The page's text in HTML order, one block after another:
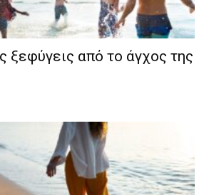
ξεφύγεις από το άγχος της